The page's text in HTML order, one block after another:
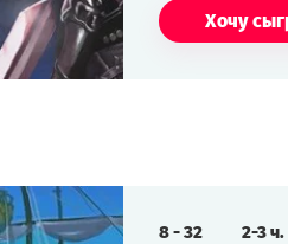
Хочу
8-32 2-3ч.